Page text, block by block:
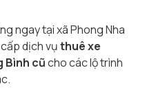
ngay tại xã Phong Nha
dịch vụthuê xe
Bình cũcho các lộ trình